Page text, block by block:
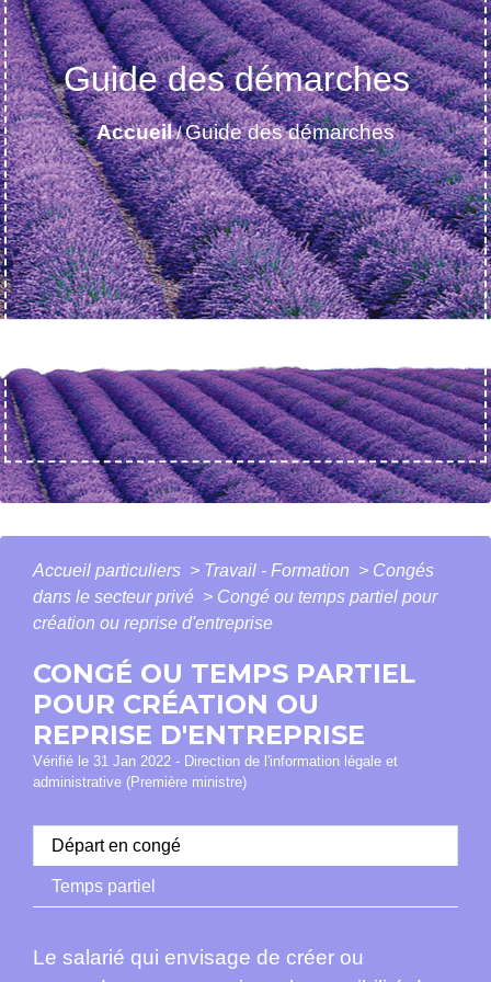
Guide des démarches
Accueil/Guide des démarches
Accueil particuliers > Travail - Formation > Congés
dans le secteur privé > Congé ou temps partiel pour
création ou reprise d'entreprise
CONGÉ OU TEMPS PARTIEL
POUR CRÉATION OU
REPRISE D'ENTREPRISE
Vérifié le 31 Jan 2022 - Direction de l'information légale et
administrative (Première ministre)
Départ en congé
Temps partiel
Le salarié qui envisage de créer ou